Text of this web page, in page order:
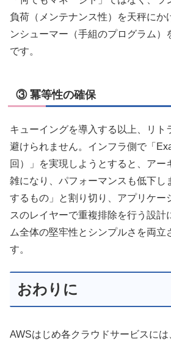
負荷（メンテナンス性）を天秤にか
ンシューマー（手組のプログラム）
です。
③ 冪等性の確保
キューイングを導入する以上、リト
避けられません。インフラ側で「
回）」を実現しようとすると、アー
雑になり、パフォーマンスも低下し
するもの」と割り切り、アプリケー
スのレイヤーで重複排除を行う設計
ム全体の堅牢性とシンプルさを両立
す。
おわりに
AWSはじめ各クラウドサービスには